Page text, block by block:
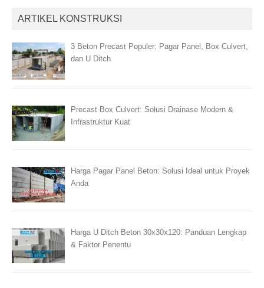
ARTIKEL KONSTRUKSI
3 Beton Precast Populer: Pagar Panel, Box Culvert,
dan U Ditch
Precast Box Culvert: Solusi Drainase Modern &
Infrastruktur Kuat
Harga Pagar Panel Beton: Solusi Ideal untuk Proyek
Anda
Harga U Ditch Beton 30x30x120: Panduan Lengkap
& Faktor Penentu